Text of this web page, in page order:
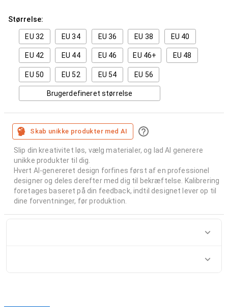
Størrelse:
EU 32 EU 34 EU 36 EU 38 EU 40
EU 42 EU 44 EU 46 EU 46+ EU 48
EU 50 EU 52 EU 54 EU 56
Brugerdefineret størrelse
Skab unikke produkter med AI
Slip din kreativitet løs, vælg materialer, og lad AI generere
unikke produkter til dig.
Hvert AI-genereret design forfines først af en professionel
designer og deles derefter med dig til bekræftelse. Kalibrering
foretages baseret på din feedback, indtil designet lever op til
dine forventninger, før produktion.